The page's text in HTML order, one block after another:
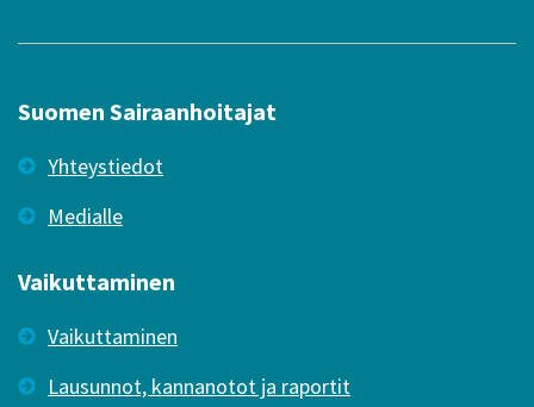
Suomen Sairaanhoitajat
Yhteystiedot
Medialle
Vaikuttaminen
Vaikuttaminen
Lausunnot, kannanotot ja raportit